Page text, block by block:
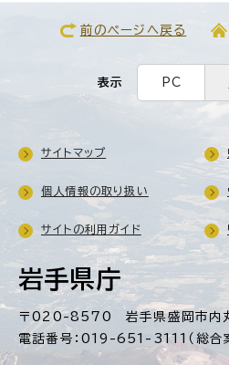
前のページへ戻る
表示 PC
岩手県庁
〒020-8570 岩手県盛岡市内
電話番号：019-651-3111（総合
サイトマップ
個人情報の取り扱い
サイトの利用ガイド